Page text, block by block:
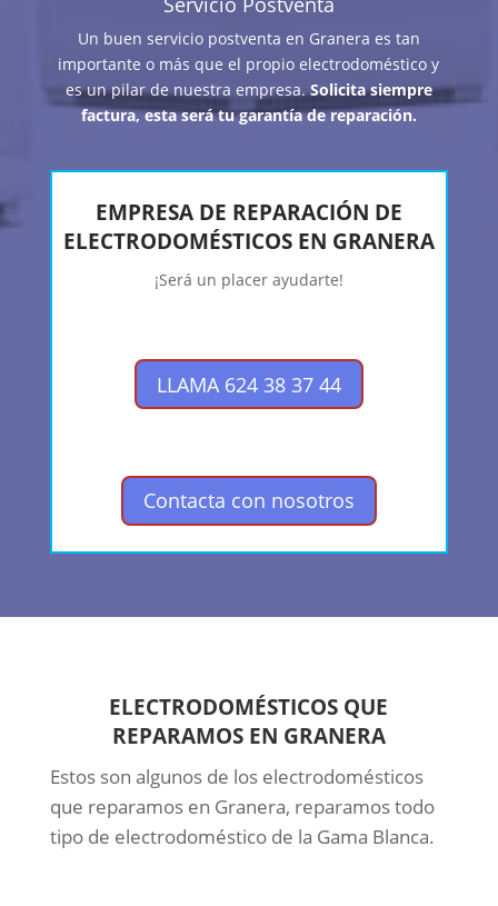
Un buen servicio postventa en Granera es tan
importante o más que el propio electrodoméstico y
es un pilar de nuestra empresa.Solicita siempre
factura, esta será tu garantía de reparación.
EMPRESA DE REPARACIÓN DE
ELECTRODOMÉSTICOS EN GRANERA
¡Será un placer ayudarte!
LLAMA 624 38 37 44
Contacta con nosotros
ELECTRODOMÉSTICOS QUE
REPARAMOS EN GRANERA
Estos son algunos de los electrodomésticos
que reparamos en Granera, reparamos todo
tipo de electrodoméstico de la Gama Blanca.